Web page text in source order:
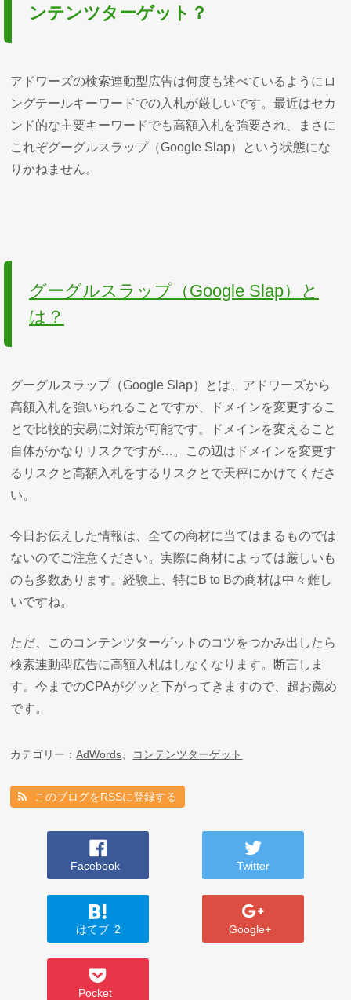
ンテンツターゲット？
アドワーズの検索連動型広告は何度も述べているようにロ
ングテールキーワードでの入札が厳しいです。最近はセカ
ンド的な主要キーワードでも高額入札を強要され、まさに
これぞグーグルスラップ（Google Slap）という状態にな
りかねません。
グーグルスラップ（Google Slap）と
は？
グーグルスラップ（Google Slap）とは、アドワーズから
高額入札を強いられることですが、ドメインを変更するこ
とで比較的安易に対策が可能です。ドメインを変えること
自体がかなりリスクですが…。この辺はドメインを変更す
るリスクと高額入札をするリスクとで天秤にかけてくださ
い。
今日お伝えした情報は、全ての商材に当てはまるものでは
ないのでご注意ください。実際に商材によっては厳しいも
のも多数あります。経験上、特にB to Bの商材は中々難し
いですね。
ただ、このコンテンツターゲットのコツをつかみ出したら
検索連動型広告に高額入札はしなくなります。断言しま
す。今までのCPAがグッと下がってきますので、超お薦め
です。
カテゴリー：AdWords コンテンツターゲット
このブログをRSSに登録する
Facebook Twitter
はてブ 2 Google+
Pocket